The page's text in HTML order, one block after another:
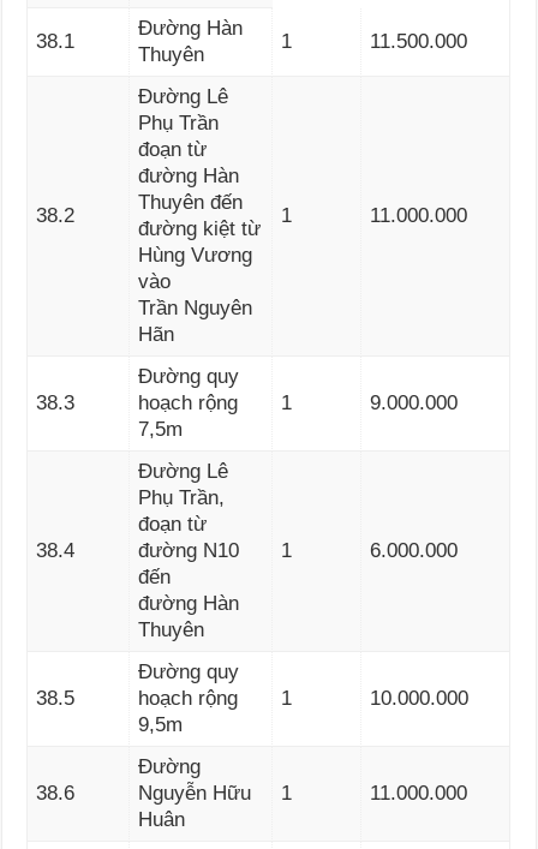
38.1
Đường Hàn
Thuyên
1 11.500.000
38.2
Đường Lê
Phụ Trần
đoạn từ
đường Hàn
Thuyên đến
đường kiệt từ
Hùng Vương
vào
Trần Nguyên
Hãn
1 11.000.000
38.3
Đường quy
hoạch rộng
7,5m
1 9.000.000
38.4
Đường Lê
Phụ Trần,
đoạn từ
đường N10
đến
đường Hàn
Thuyên
1 6.000.000
38.5
Đường quy
hoạch rộng
9,5m
1 10.000.000
38.6
Đường
Nguyễn Hữu
Huân
1 11.000.000